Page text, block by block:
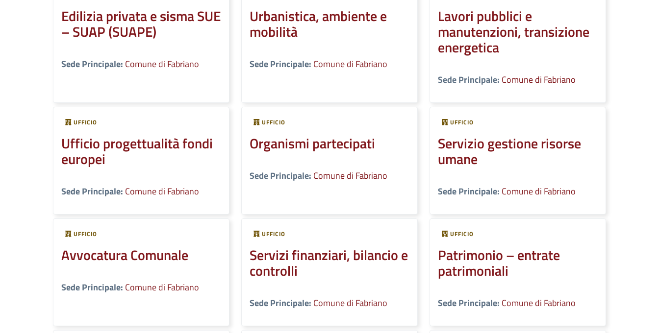
Edilizia privata e sisma SUE
– SUAP (SUAPE)
Sede Principale: Comune di Fabriano
Urbanistica, ambiente e
mobilità
Sede Principale: Comune di Fabriano
Lavori pubblici e
manutenzioni, transizione
energetica
Sede Principale: Comune di Fabriano
UFFICIO
Ufficio progettualità fondi
europei
Sede Principale: Comune di Fabriano
UFFICIO
Organismi partecipati
Sede Principale: Comune di Fabriano
UFFICIO
Servizio gestione risorse
umane
Sede Principale: Comune di Fabriano
UFFICIO
Avvocatura Comunale
Sede Principale: Comune di Fabriano
UFFICIO
Servizi finanziari, bilancio e
controlli
Sede Principale: Comune di Fabriano
UFFICIO
Patrimonio – entrate
patrimoniali
Sede Principale: Comune di Fabriano